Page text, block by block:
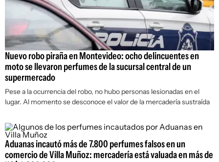
Nuevo robo piraña en Montevideo: ocho delincuentes en
moto se llevaron perfumes de la sucursal central de un
supermercado
Pese a la ocurrencia del robo, no hubo personas lesionadas en el
lugar. Al momento se desconoce el valor de la mercadería sustraída
Aduanas incautó más de 7.800 perfumes falsos en un
comercio de Villa Muñoz: mercadería está valuada en más de